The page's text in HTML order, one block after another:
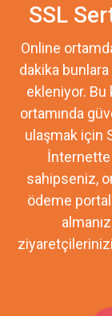
SSL
Online
dakika
ekleniyor. Bu
ortamında
ulaşmak için
İnternette
sahipseniz,
ödeme